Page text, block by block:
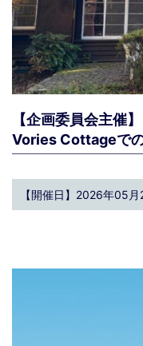
【企画委員会主催
Vories Cottageで
【開催日】2026年05月